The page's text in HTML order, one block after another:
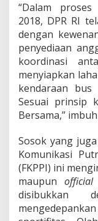
“Dalam
2018, DPR RI
dengan
penyediaan
koordinasi
menyiapkan
kendaraan
Sesuai prinsip
Bersama,”
Sosok yang
Komunikasi
(FKPPI) ini
maupunofficial
disibukkan